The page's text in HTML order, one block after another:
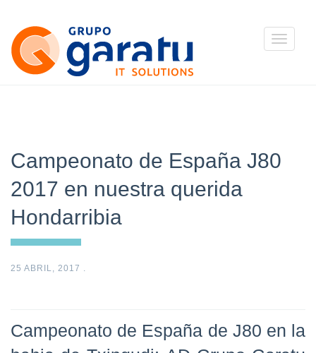
Toggle
Campeonato de España J80
2017 en nuestra querida
Hondarribia
25 ABRIL, 2017 .
Campeonato de España de J80 en la